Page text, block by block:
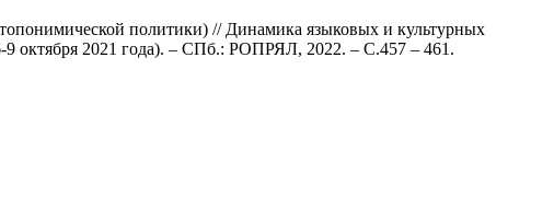
политики) // Динамика языковых и культурных
октября 2021 года). – СПб.: РОПРЯЛ, 2022. – С.457 – 461.